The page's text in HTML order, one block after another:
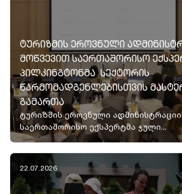
ᲢᲣᲠᲘᲖᲛᲘᲡ ᲔᲠᲝᲕᲜᲣᲚᲘ
ᲛᲝᲬᲕᲔᲕᲘᲗ ᲡᲐᲔᲠᲗᲐᲨᲝᲠᲘᲡᲝ
ᲞᲘᲚᲙᲘᲜᲒᲢᲝᲜᲛᲐ ᲡᲔᲥᲢᲝᲠᲘᲡ
ᲬᲐᲠᲛᲝᲛᲐᲓᲒᲔᲜᲚᲔᲑᲘᲡᲗᲕᲘᲡ
ᲒᲐᲛᲐᲠᲗᲐ
ტურიზმის ეროვნული
საერთაშორისო ექსპერტმა ჯული...
22.07.2026